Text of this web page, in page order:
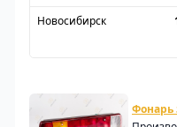
Новосибирск
Фонарь